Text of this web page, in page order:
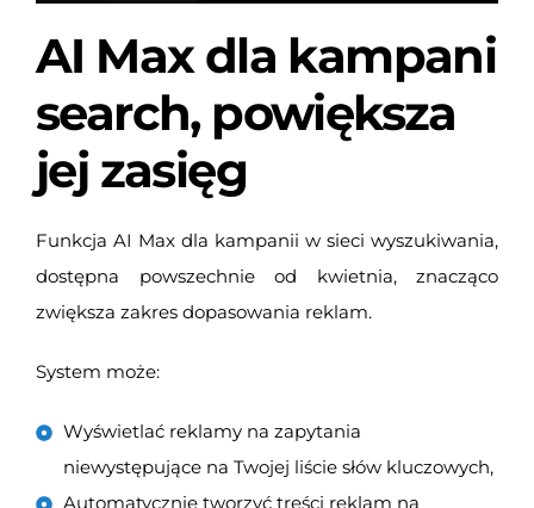
AI Max dla kampani
search, powiększa
jej zasięg
Funkcja AI Max dla kampanii w sieci wyszukiwania,
dostępna powszechnie od kwietnia, znacząco
zwiększa zakres dopasowania reklam.
System może:
Wyświetlać reklamy na zapytania
niewystępujące na Twojej liście słów kluczowych,
Automatycznie tworzyć treści reklam na